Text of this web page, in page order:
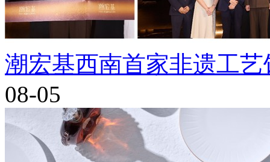
潮宏基西南首家非遗工
08-05